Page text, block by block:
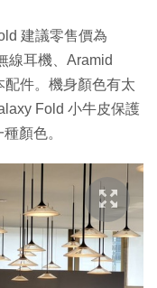
建議零售價為
線耳機、Aramid
配件。機身顏色有太
Fold 小牛皮保護
顏色。